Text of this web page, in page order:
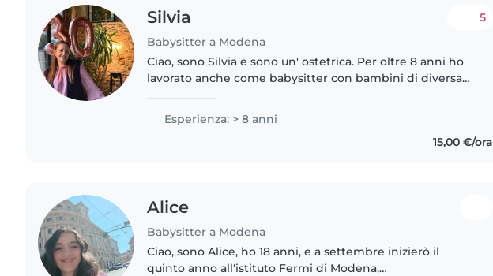
Silvia
Babysitter a Modena
5
Ciao, sono Silvia e sono un' ostetrica. Per oltre 8 anni ho
lavorato anche come babysitter con bambini di diversa
diventare..
Esperienza: > 8 anni
15,00 €/ora
Alice
Babysitter a Modena
Ciao, sono Alice, ho 18 anni, e a settembre inizierò il
quinto anno all'istituto Fermi di Modena,